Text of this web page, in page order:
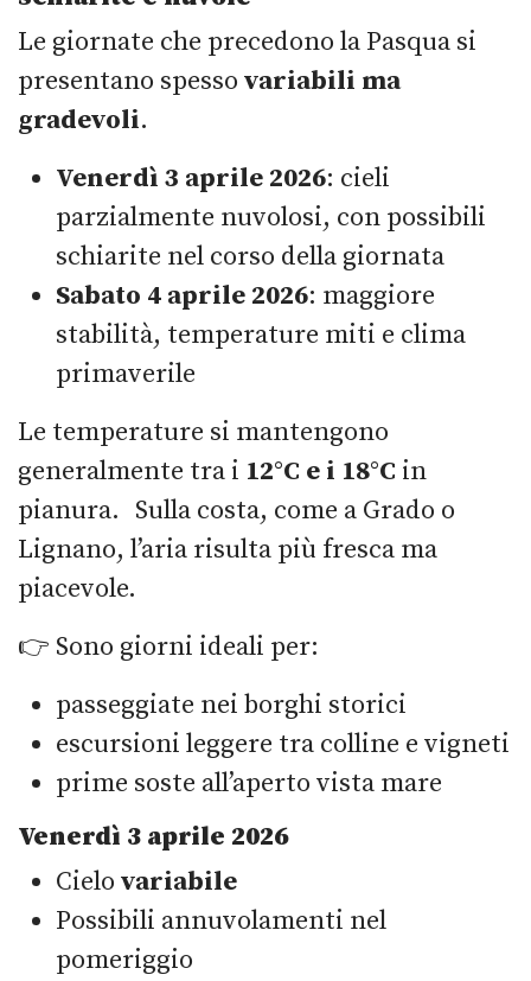
Le giornate che precedono la Pasqua si
presentano spesso variabili ma
gradevoli.
Venerdì 3 aprile 2026: cieli
parzialmente nuvolosi, con possibili
schiarite nel corso della giornata
Sabato 4 aprile 2026: maggiore
stabilità, temperature miti e clima
primaverile
Le temperature si mantengono
generalmente tra i 12°C e i 18°C in
pianura. Sulla costa, come a Grado o
Lignano, l’aria risulta più fresca ma
piacevole.
👉 Sono giorni ideali per:
passeggiate nei borghi storici
escursioni leggere tra colline e vigneti
prime soste all’aperto vista mare
Venerdì 3 aprile 2026
Cielo variabile
Possibili annuvolamenti nel
pomeriggio